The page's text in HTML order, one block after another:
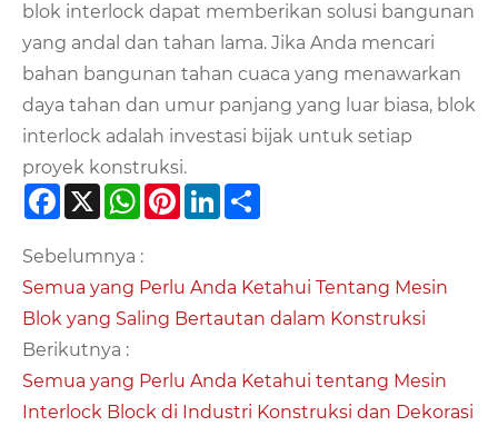
blok interlock dapat memberikan solusi bangunan
yang andal dan tahan lama. Jika Anda mencari
bahan bangunan tahan cuaca yang menawarkan
daya tahan dan umur panjang yang luar biasa, blok
interlock adalah investasi bijak untuk setiap
proyek konstruksi.
Facebook
X WhatsApp
PinterestLinkedIn
Sebelumnya :
Semua yang Perlu Anda Ketahui Tentang Mesin
Blok yang Saling Bertautan dalam Konstruksi
Berikutnya :
Semua yang Perlu Anda Ketahui tentang Mesin
Interlock Block di Industri Konstruksi dan Dekorasi